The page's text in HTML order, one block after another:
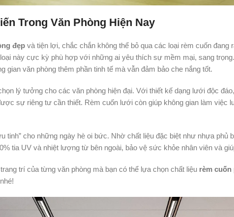
Trong Văn Phòng Hiện Nay
đẹp và tiện lợi, chắc chắn không thể bỏ qua các loại rèm cuốn đang
này cực kỳ phù hợp với những ai yêu thích sự mềm mại, sang
gian văn phòng thêm phần tinh tế mà vẫn đảm bảo che nắng tốt.
lý tưởng cho các văn phòng hiện đại. Với thiết kế dạng lưới độc
sự riêng tư cần thiết. Rèm cuốn lưới còn giúp không gian làm việc
tinh” cho những ngày hè oi bức. Nhờ chất liệu đặc biệt như nhựa phủ
tia UV và nhiệt lượng từ bên ngoài, bảo vệ sức khỏe nhân viên và
trí của từng văn phòng mà bạn có thể lựa chọn chất liệu rèm cuốn